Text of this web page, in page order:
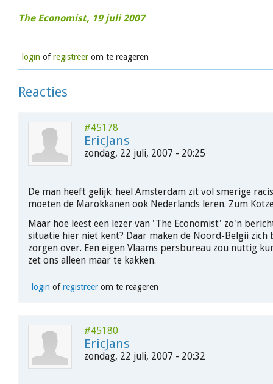
The Economist, 19 juli 2007
login ofregistreerom te reageren
Reacties
#45178
EricJans
zondag, 22 juli, 2007 - 20:25
De man heeft gelijk: heel Amsterdam zit vol smerige
moeten de Marokkanen ook Nederlands leren. Zum
Maar hoe leest een lezer van 'The Economist' zo'n
situatie hier niet kent? Daar maken de Noord-Belgii zich
zorgen over. Een eigen Vlaams persbureau zou nuttig
zet ons alleen maar te kakken.
login ofregistreerom te reageren
#45180
EricJans
zondag, 22 juli, 2007 - 20:32